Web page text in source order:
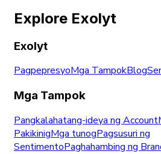
Explore Exolyt
Exolyt
PagpepresyoMga TampokBlog
Mga Tampok
Pangkalahatang-ideya ng Account
PakikinigMga tunogPagsusuri ng
SentimentoPaghahambing ng